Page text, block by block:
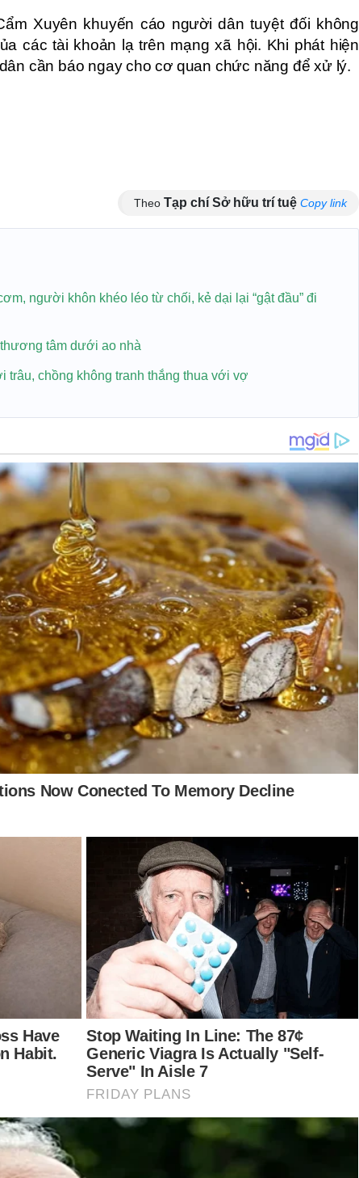
Xuyên khuyến cáo người dân tuyệt đối không
các tài khoản lạ trên mạng xã hội. Khi phát hiện
cần báo ngay cho cơ quan chức năng để xử lý.
Theo Tạp chí Sở hữu trí tuệ Copy link
người khôn khéo léo từ chối, kẻ dại lại “gật đầu” đi
tâm dưới ao nhà
trâu, chồng không tranh thắng thua với vợ